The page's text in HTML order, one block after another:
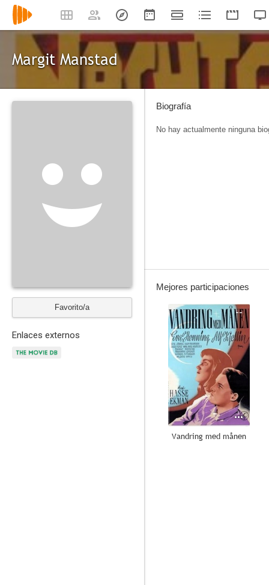
Margit Manstad
Favorito/a
Enlaces externos
Biografía
No hay actualmente ninguna
Mejores participaciones
--
Vandring med månen